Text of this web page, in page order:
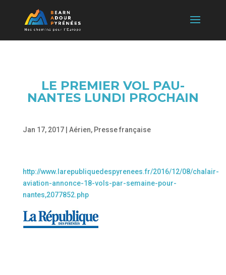
LE PREMIER VOL PAU-
NANTES LUNDI PROCHAIN
Jan 17, 2017| Aérien, Presse française
http://www.larepubliquedespyrenees.fr/2016/12/08/chalair-
aviation-annonce-18-vols-par-semaine-pour-
nantes,2077852.php